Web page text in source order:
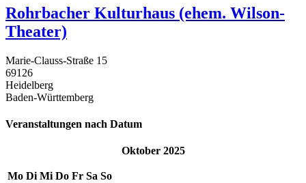
Rohrbacher Kulturhaus (ehem. Wilson-
Theater)
Marie-Clauss-Straße 15
69126
Heidelberg
Baden-Württemberg
Veranstaltungen nach Datum
Oktober 2025
Mo Di Mi Do Fr Sa So